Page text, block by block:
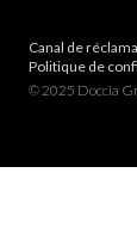
Canal de
Politique de
© 2025 Doccia